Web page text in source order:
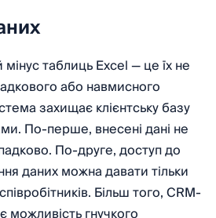
таблиць Excel — це їх не
або навмисного
захищає клієнтську базу
По-перше, внесені дані не
По-друге, доступ до
даних можна давати тільки
Більш того, CRM-